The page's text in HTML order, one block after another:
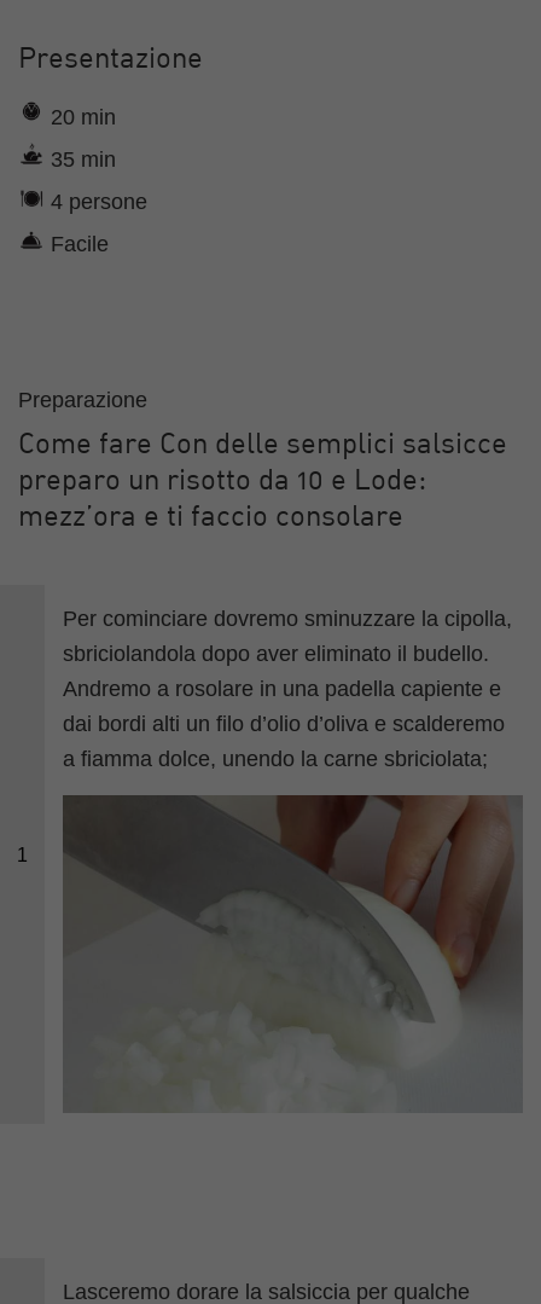
Presentazione
20 min
35 min
4 persone
Facile
Preparazione
Come fare Con delle semplici salsicce
preparo un risotto da 10 e Lode:
mezz’ora e ti faccio consolare
1
Per cominciare dovremo sminuzzare la cipolla,
sbriciolandola dopo aver eliminato il budello.
Andremo a rosolare in una padella capiente e
dai bordi alti un filo d’olio d’oliva e scalderemo
a fiamma dolce, unendo la carne sbriciolata;
Lasceremo dorare la salsiccia per qualche